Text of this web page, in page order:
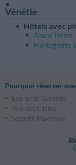
Vénétie
Hôtels avec
Abano Terme
Montegrotto
Pourquoi réserver
Économie Garantie
Avis des Clients
Sécurité Maximum